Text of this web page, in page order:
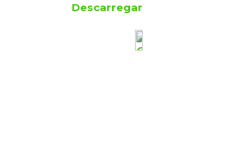
Descarregar